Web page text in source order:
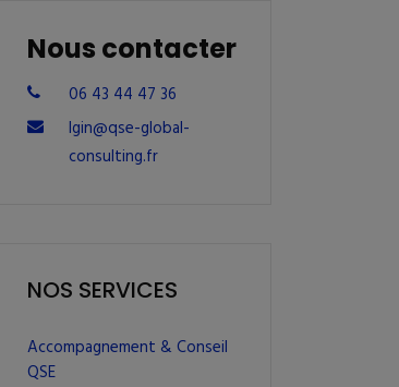
Nous contacter
06 43 44 47 36
lgin@qse-global-
consulting.fr
NOS SERVICES
Accompagnement & Conseil
QSE